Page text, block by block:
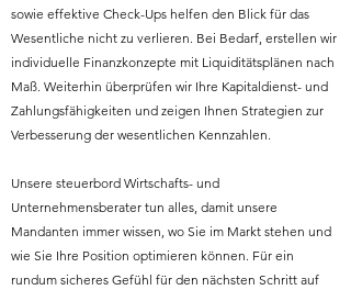
sowie effektive Check-Ups helfen den Blick für das
Wesentliche nicht zu verlieren. Bei Bedarf, erstellen wir
individuelle Finanzkonzepte mit Liquiditätsplänen nach
Maß. Weiterhin überprüfen wir Ihre Kapitaldienst- und
Zahlungsfähigkeiten und zeigen Ihnen Strategien zur
Verbesserung der wesentlichen Kennzahlen.
Unsere steuerbord Wirtschafts- und
Unternehmensberater tun alles, damit unsere
Mandanten immer wissen, wo Sie im Markt stehen und
wie Sie Ihre Position optimieren können. Für ein
rundum sicheres Gefühl für den nächsten Schritt auf